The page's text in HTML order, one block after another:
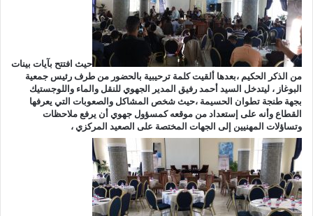
حيث افتتح بآيات بينات
من الذكر الحكيم ،بعدها ألقيت كلمة ترحيبية بالحضور من طرف رئيس جمعية
البوغاز ، ليتدخل السيد أحمد رفيق المدير الجهوي للنقل والماء واللوجستيك
بجهة طنجة تطوان الحسيمة ،حيث شخص المشاكل والصعوبات التي يعرفها
القطاع وأنه على إستعداد من موقعه كمسؤول جهوي أن يرفع ملاحظات
وتساؤلات المهنيين إلى الجهات المختصة على الصعيد المركزي ،